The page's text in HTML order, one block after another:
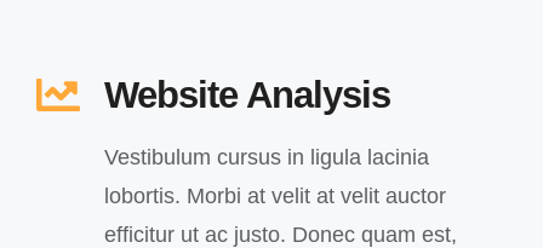
Website Analysis
Vestibulum cursus in ligula lacinia
lobortis. Morbi at velit at velit auctor
efficitur ut ac justo. Donec quam est,